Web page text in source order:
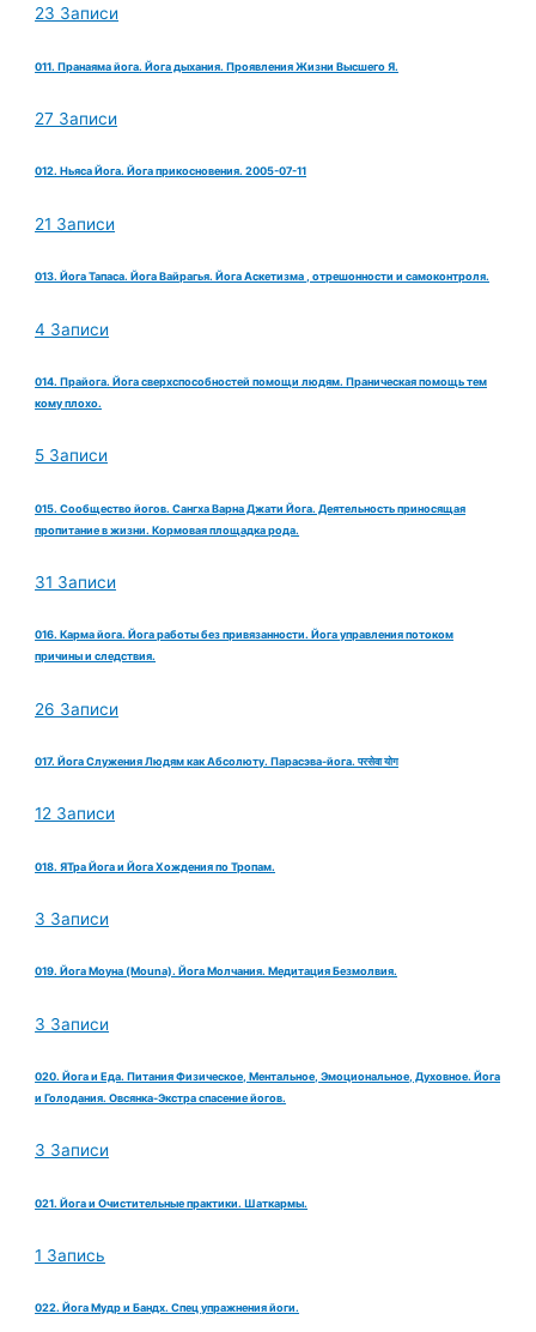
23 Записи
011. Пранаяма йога. Йога дыхания. Проявления Жизни Высшего Я.
27 Записи
012. Ньяса Йога. Йога прикосновения. 2005-07-11
21 Записи
013. Йога Тапаса. Йога Вайрагья. Йога Аскетизма , отрешонности и самоконтроля.
4 Записи
014. Прайога. Йога сверхспособностей помощи людям. Праническая помощь тем
кому плохо.
5 Записи
015. Сообщество йогов. Сангха Варна Джати Йога. Деятельность приносящая
пропитание в жизни. Кормовая площадка рода.
31 Записи
016. Карма йога. Йога работы без привязанности. Йога управления потоком
причины и следствия.
26 Записи
017. Йога Служения Людям как Абсолюту. Парасэва-йога. परसेवा योग
12 Записи
018. ЯТра Йога и Йога Хождения по Тропам.
3 Записи
019. Йога Моуна (Mouna). Йога Молчания. Медитация Безмолвия.
3 Записи
020. Йога и Еда. Питания Физическое, Ментальное, Эмоциональное, Духовное. Йога
и Голодания. Овсянка-Экстра спасение йогов.
3 Записи
021. Йога и Очистительные практики. Шаткармы.
1 Запись
022. Йога Мудр и Бандх. Спец упражнения йоги.